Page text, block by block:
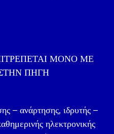
ΜΌΝΟ ΜΕ
ΠΗΓΉ
– ανάρτησης, ιδρυτής –
ηλεκτρονικής